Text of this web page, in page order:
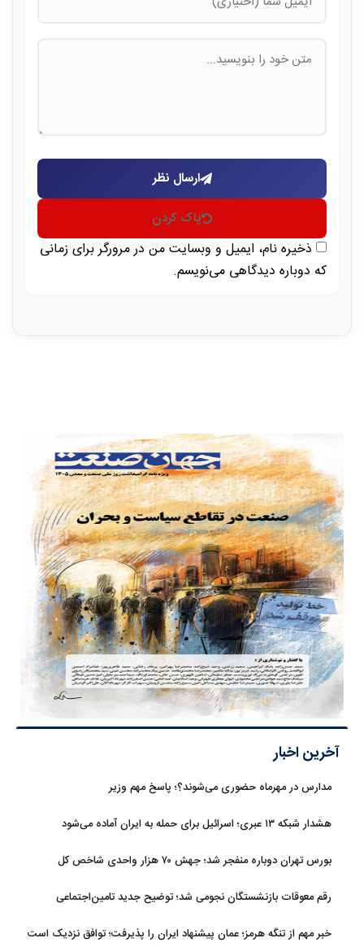
ارسال نظر
پاک کردن
ذخیره نام، ایمیل و وبسایت من در مرورگر برای زمانی
که دوباره دیدگاهی می‌نویسم.
آخرین اخبار
مدارس در مهرماه حضوری می‌شوند؟؛ پاسخ مهم وزیر
هشدار شبکه ۱۳ عبری؛ اسرائیل برای حمله به ایران آماده می‌شود
بورس تهران دوباره منفجر شد؛ جهش ۷۰ هزار واحدی شاخص کل
رقم معوقات بازنشستگان نجومی شد؛ توضیح جدید تامین‌اجتماعی
خبر مهم از تنگه هرمز؛ عمان پیشنهاد ایران را پذیرفت؛ توافق نزدیک است